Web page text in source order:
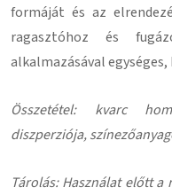
formáját és az
ragasztóhoz és
alkalmazásával
Összetétel: kvarc
diszperziója,
Tárolás: Használat előtt